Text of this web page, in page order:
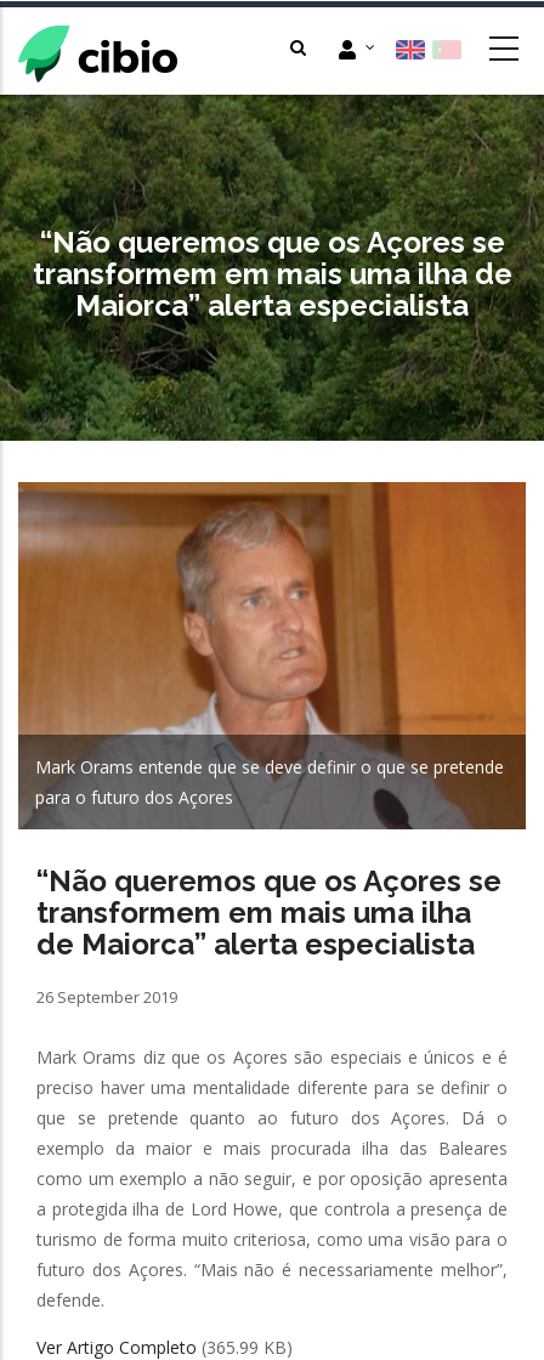
Skip
main
content
“Não queremos que os Açores se
transformem em mais uma ilha de
Maiorca” alerta especialista
Mark Orams entende que se deve definir o que se pretende
para o futuro dos Açores
“Não queremos que os Açores se
transformem em mais uma ilha
de Maiorca” alerta especialista
26 September 2019
Mark Orams diz que os Açores são especiais e únicos e é
preciso haver uma mentalidade diferente para se definir o
que se pretende quanto ao futuro dos Açores. Dá o
exemplo da maior e mais procurada ilha das Baleares
como um exemplo a não seguir, e por oposição apresenta
a protegida ilha de Lord Howe, que controla a presença de
turismo de forma muito criteriosa, como uma visão para o
futuro dos Açores. “Mais não é necessariamente melhor”,
defende.
Ver Artigo Completo (365.99 KB)